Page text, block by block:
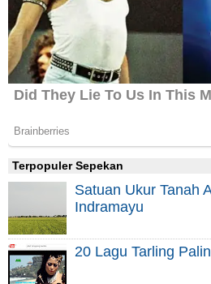
Terpopuler Sepekan
Satuan Ukur Tanah
Indramayu
20 Lagu Tarling